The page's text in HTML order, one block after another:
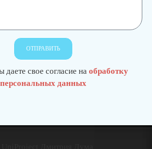
ОТПРАВИТЬ
свое согласие на обработку
персональных данных